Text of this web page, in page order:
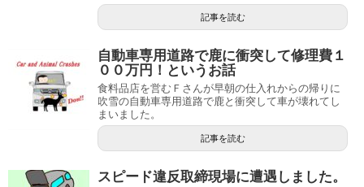
記事を読む
自動車専用道路で鹿に衝突して修理費１
００万円！というお話
食料品店を営むＦさんが早朝の仕入れからの帰りに
吹雪の自動車専用道路で鹿と衝突して車が壊れてし
まいました。
記事を読む
スピード違反取締現場に遭遇しました。